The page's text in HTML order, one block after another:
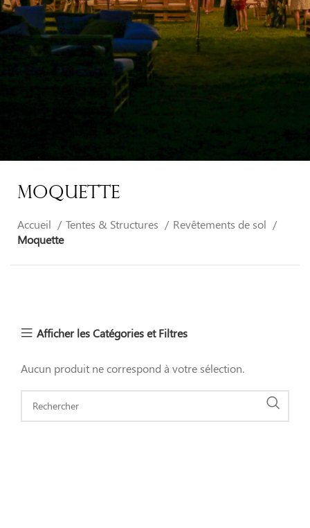
Moquette
Accueil Tentes & Structures
Revêtements de sol
Moquette
Afficher les Catégories et Filtres
Aucun produit ne correspond à votre sélection.